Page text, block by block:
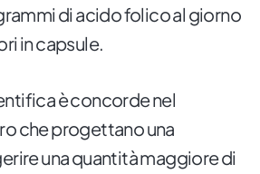
di acido folico al giorno
in capsule.
è concorde nel
che progettano una
una quantità maggiore di